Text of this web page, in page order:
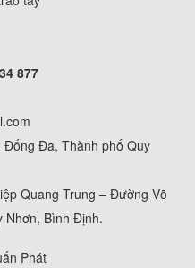
877
Đống Đa, Thành phố Quy
Quang Trung – Đường Võ
Nhơn, Bình Định.
Phát